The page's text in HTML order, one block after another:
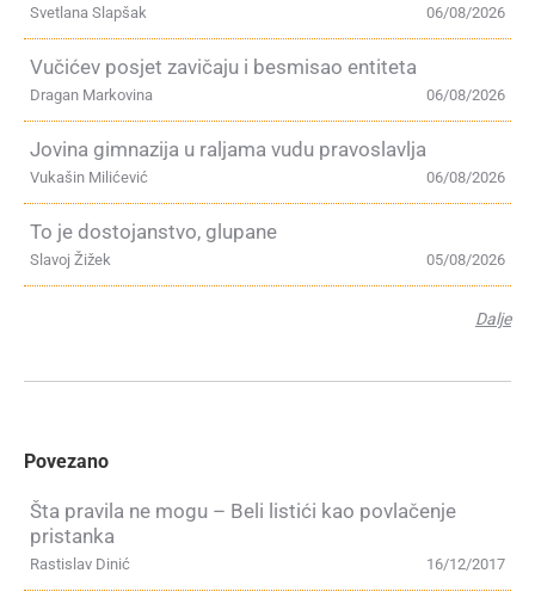
06/08/2026
Svetlana Slapšak
Vučićev posjet zavičaju i besmisao entiteta
06/08/2026
Dragan Markovina
Jovina gimnazija u raljama vudu pravoslavlja
06/08/2026
Vukašin Milićević
To je dostojanstvo, glupane
05/08/2026
Slavoj Žižek
Dalje
Povezano
Šta pravila ne mogu – Beli listići kao povlačenje
pristanka
16/12/2017
Rastislav Dinić